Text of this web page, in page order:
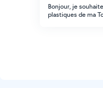
Bonjour, je
plastiques de ma